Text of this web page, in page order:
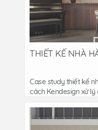
THIẾT KẾ NHÀ
Case study thiết kế
cách Kendesign xử lý